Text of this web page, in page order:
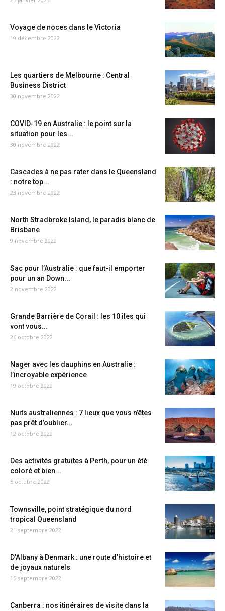
Voyage de noces dans le Victoria
19 décembre 2022
Les quartiers de Melbourne : Central
Business District
30 novembre 2022
COVID-19 en Australie : le point sur la
situation pour les...
30 novembre 2022
Cascades à ne pas rater dans le Queensland
: notre top...
23 novembre 2022
North Stradbroke Island, le paradis blanc de
Brisbane
9 novembre 2022
Sac pour l’Australie : que faut-il emporter
pour un an Down...
2 novembre 2022
Grande Barrière de Corail : les 10 îles qui
vont vous...
26 octobre 2022
Nager avec les dauphins en Australie :
l’incroyable expérience
19 octobre 2022
Nuits australiennes : 7 lieux que vous n’êtes
pas prêt d’oublier...
12 octobre 2022
Des activités gratuites à Perth, pour un été
coloré et bien...
5 octobre 2022
Townsville, point stratégique du nord
tropical Queensland
21 septembre 2022
D’Albany à Denmark : une route d’histoire et
de joyaux naturels
15 septembre 2022
Canberra : nos itinéraires de visite dans la